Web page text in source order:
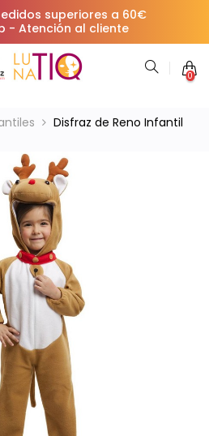
superiores a 60€
- Atención al cliente
0
Disfraz de Reno Infantil